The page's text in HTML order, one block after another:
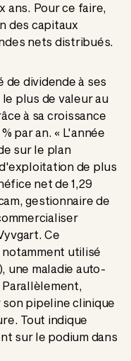
ans. Pour ce faire,
des capitaux
nets distribués.
de dividende à ses
plus de valeur au
à sa croissance
par an. « L'année
sur le plan
de plus
net de 1,29
gestionnaire de
Ce
utilisé
une maladie auto-
pipeline clinique
Tout indique
sur le podium dans